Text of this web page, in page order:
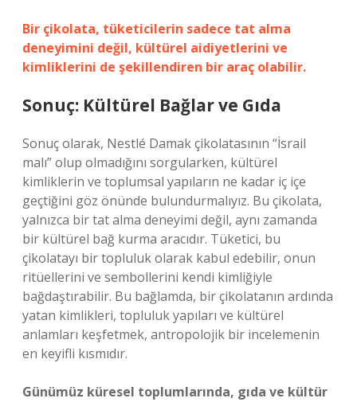
Bir çikolata, tüketicilerin sadece tat alma
deneyimini değil, kültürel aidiyetlerini ve
kimliklerini de şekillendiren bir araç olabilir.
Sonuç: Kültürel Bağlar ve Gıda
Sonuç olarak, Nestlé Damak çikolatasının “İsrail
malı” olup olmadığını sorgularken, kültürel
kimliklerin ve toplumsal yapıların ne kadar iç içe
geçtiğini göz önünde bulundurmalıyız. Bu çikolata,
yalnızca bir tat alma deneyimi değil, aynı zamanda
bir kültürel bağ kurma aracıdır. Tüketici, bu
çikolatayı bir topluluk olarak kabul edebilir, onun
ritüellerini ve sembollerini kendi kimliğiyle
bağdaştırabilir. Bu bağlamda, bir çikolatanın ardında
yatan kimlikleri, topluluk yapıları ve kültürel
anlamları keşfetmek, antropolojik bir incelemenin
en keyifli kısmıdır.
Günümüz küresel toplumlarında, gıda ve kültür